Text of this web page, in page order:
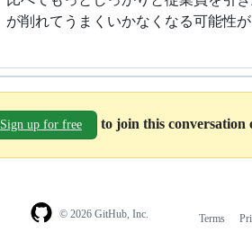
が削れてうまくいかなくなる可能性
Sign up for free to join this conversation
© 2026 GitHub, Inc. Terms